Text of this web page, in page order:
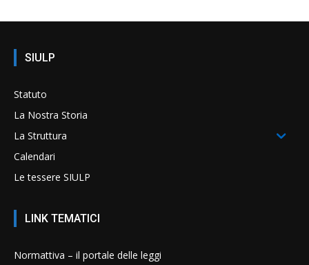
SIULP
Statuto
La Nostra Storia
La Struttura
Calendari
Le tessere SIULP
LINK TEMATICI
Normattiva – il portale delle leggi